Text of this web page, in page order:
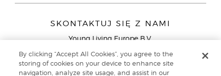
SKONTAKTUJ SIĘ Z NAMI
Young Living Europe B.V.
9727 AJ Groningen
By clicking “Accept All Cookies”, you agree to the
storing of cookies on your device to enhance site
navigation, analyze site usage, and assist in our